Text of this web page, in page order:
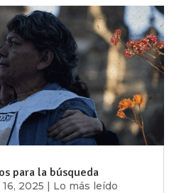
para la búsqueda
2025 | Lo más leído